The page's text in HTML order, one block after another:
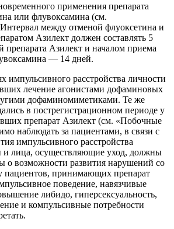
применения препарата
или флувоксамина (см.
между отменой флуоксетина и
Азилект должен составлять 5
препарата Азилект и началом приема
— 14 дней.
импульсивного расстройства личности
лечение агонистами дофаминовых
дофаминомиметиками. Те же
в пострегистрационном периоде у
препарат Азилект (см. «Побочные
наблюдать за пациентами, в связи с
импульсивного расстройства
и лица, осуществляющие уход, должны
о возможности развития нарушений со
пациентов, принимающих препарат
поведение, навязчивые
либидо, гиперсексуальность,
и компульсивные потребности